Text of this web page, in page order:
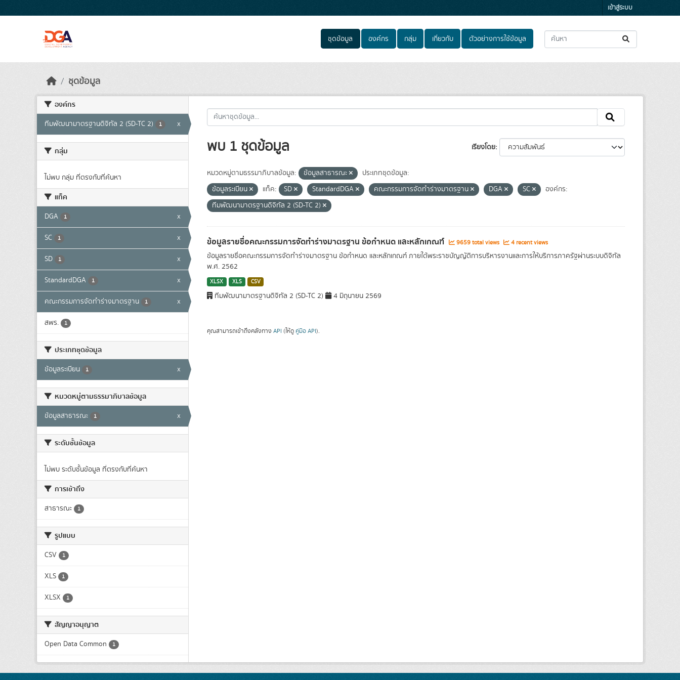
เข้าสู่ระบบ
ชุดข้อมูล องค์กร กลุ่ม เกี่ยวกับ ตัวอย่างการใช้ข้อมูล
ชุดข้อมูล
องค์กร
ทีมพัฒนามาตรฐานดิจิทัล 2 (SD-TC 2) 1 x
กลุ่ม
ไม่พบ กลุ่ม ที่ตรงกับที่ค้นหา
แท็ค
DGA 1 x
SC 1 x
SD 1 x
StandardDGA 1 x
คณะกรรมการจัดทำร่างมาตรฐาน 1 x
สพร. 1
ประเภทชุดข้อมูล
ข้อมูลระเบียน 1 x
หมวดหมู่ตามธรรมาภิบาลข้อมูล
ข้อมูลสาธารณะ 1 x
ระดับชั้นข้อมูล
ไม่พบ ระดับชั้นข้อมูล ที่ตรงกับที่ค้นหา
การเข้าถึง
สาธารณะ 1
รูปแบบ
CSV 1
XLS 1
XLSX 1
สัญญาอนุญาต
Open Data Common 1
เรียงโดย
พบ 1 ชุดข้อมูล
หมวดหมู่ตามธรรมาภิบาลข้อมูล: ข้อมูลสาธารณะ
ประเภทชุดข้อมูล:
ข้อมูลระเบียน
แท็ค: SD StandardDGA คณะกรรมการจัดทำร่างมาตรฐาน DGA SC
องค์กร:
ทีมพัฒนามาตรฐานดิจิทัล 2 (SD-TC 2)
ข้อมูลรายชื่อคณะกรรมการจัดทำร่างมาตรฐาน ข้อกำหนด และหลักเกณฑ์ 9659 total views 4 recent views
ข้อมูลรายชื่อคณะกรรมการจัดทำร่างมาตรฐาน ข้อกำหนด และหลักเกณฑ์ ภายใต้พระราชบัญญัติการบริหารงานและการให้บริการภาครัฐผ่านระบบดิจิทัล
พ.ศ. 2562
XLSX XLS CSV
ทีมพัฒนามาตรฐานดิจิทัล 2 (SD-TC 2) 4 มิถุนายน 2569
คุณสามารถเข้าถึงคลังทาง API (ให้ดู คู่มือ API).